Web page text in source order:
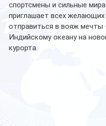
спортсмены и сильные мира
приглашает всех желающих
отправиться в вояж мечты
Индийскому океану на
курорта.